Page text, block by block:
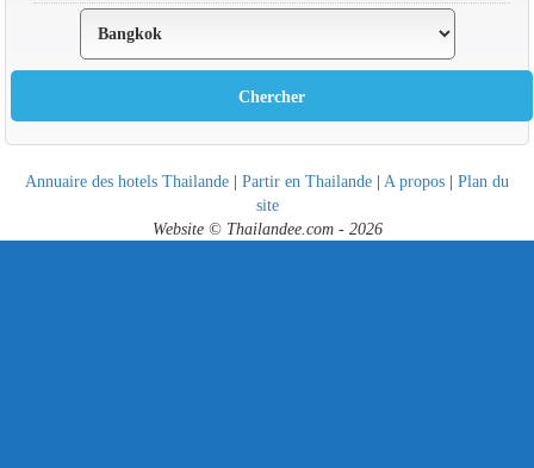
Annuaire des hotels Thailande | Partir en Thailande | A propos | Plan du
site
Website © Thailandee.com - 2026